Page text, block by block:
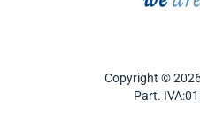
Copyright ©
Part.